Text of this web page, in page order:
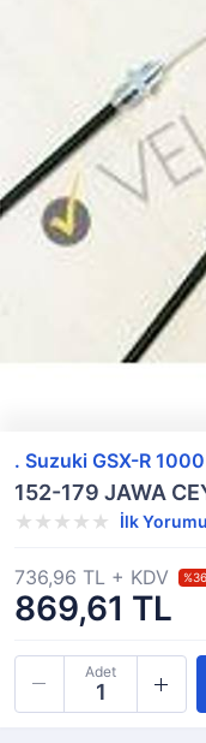
. Suzuki GSX-R 1000
152-179 JAWA
İlk
869,61 TL
736,96 TL + KDV %36
Adet